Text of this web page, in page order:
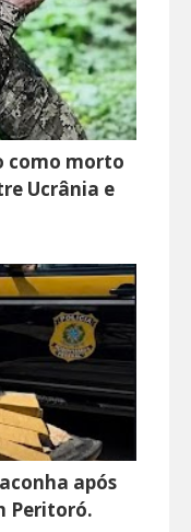
como morto
Ucrânia e
após
Peritoró.